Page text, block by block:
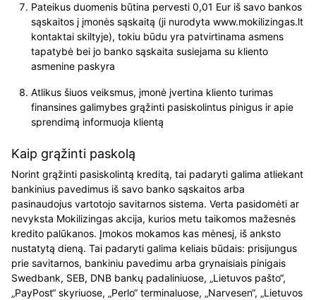
Pateikus duomenis būtina pervesti 0,01 Eur iš savo bankos
sąskaitos į įmonės sąskaitą (ji nurodyta www.mokilizingas.lt
kontaktai skiltyje), tokiu būdu yra patvirtinama asmens
tapatybė bei jo banko sąskaita susiejama su kliento
asmenine paskyra
Atlikus šiuos veiksmus, įmonė įvertina kliento turimas
finansines galimybes grąžinti pasiskolintus pinigus ir apie
sprendimą informuoja klientą
Kaip grąžinti paskolą
Norint grąžinti pasiskolintą kreditą, tai padaryti galima atliekant
bankinius pavedimus iš savo banko sąskaitos arba
pasinaudojus vartotojo savitarnos sistema. Verta pasidomėti ar
nevyksta Mokilizingas akcija, kurios metu taikomos mažesnės
kredito palūkanos. Įmokos mokamos kas mėnesį, iš anksto
nustatytą dieną. Tai padaryti galima keliais būdais: prisijungus
prie savitarnos, bankiniu pavedimu arba grynaisiais pinigais
Swedbank, SEB, DNB bankų padaliniuose, „Lietuvos pašto“,
„PayPost“ skyriuose, „Perlo“ terminaluose, „Narvesen“, „Lietuvos